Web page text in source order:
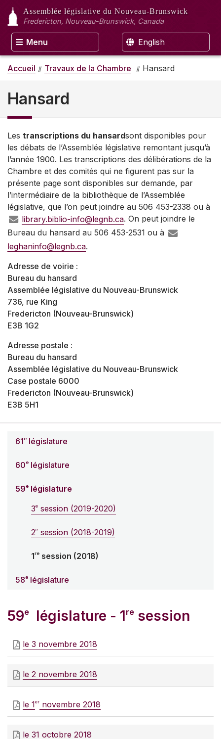
Assemblée législative du Nouveau-Brunswick
Fredericton, Nouveau-Brunswick, Canada
Menu English
Accueil Travaux de la Chambre Hansard
Hansard
Les transcriptions du hansardsont disponibles pour
les débats de l’Assemblée législative remontant jusqu’à
l’année 1900. Les transcriptions des délibérations de la
Chambre et des comités qui ne figurent pas sur la
présente page sont disponibles sur demande, par
l’intermédiaire de la bibliothèque de l’Assemblée
législative, que l’on peut joindre au 506 453-2338 ou à
library.biblio-info@legnb.ca. On peut joindre le
Bureau du hansard au 506 453-2531 ou à
leghaninfo@legnb.ca.
Adresse de voirie :
Bureau du hansard
Assemblée législative du Nouveau-Brunswick
736, rue King
Fredericton (Nouveau-Brunswick)
E3B 1G2
Adresse postale :
Bureau du hansard
Assemblée législative du Nouveau-Brunswick
Case postale 6000
Fredericton (Nouveau-Brunswick)
E3B 5H1
61e législature
60e législature
59e législature
3e session (2019-2020)
2e session (2018-2019)
1re session (2018)
58e législature
59e législature - 1re session
le 3 novembre 2018
le 2 novembre 2018
le 1er novembre 2018
le 31 octobre 2018